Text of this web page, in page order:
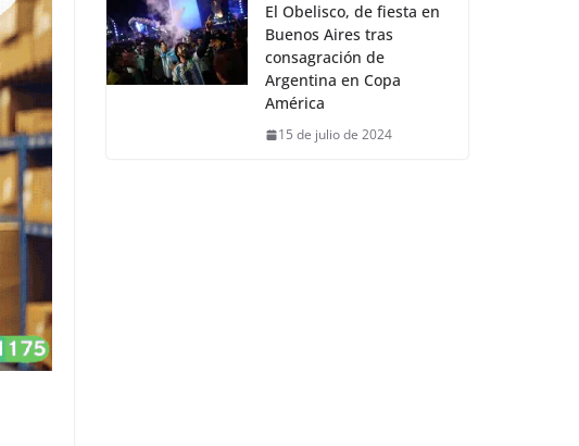
El Obelisco, de fiesta en
Buenos Aires tras
consagración de
Argentina en Copa
América
15 de julio de 2024